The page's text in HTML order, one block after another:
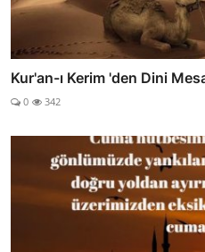
Kur'an-ı Kerim 'den Dini
0 342